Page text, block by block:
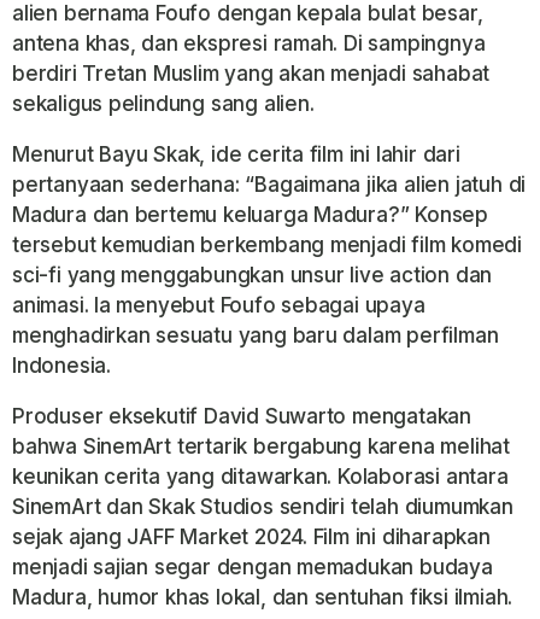
alien bernama Foufo dengan kepala bulat besar,
antena khas, dan ekspresi ramah. Di sampingnya
berdiri Tretan Muslim yang akan menjadi sahabat
sekaligus pelindung sang alien.
Menurut Bayu Skak, ide cerita film ini lahir dari
pertanyaan sederhana: “Bagaimana jika alien jatuh di
Madura dan bertemu keluarga Madura?” Konsep
tersebut kemudian berkembang menjadi film komedi
sci-fi yang menggabungkan unsur live action dan
animasi. Ia menyebut Foufo sebagai upaya
menghadirkan sesuatu yang baru dalam perfilman
Indonesia.
Produser eksekutif David Suwarto mengatakan
bahwa SinemArt tertarik bergabung karena melihat
keunikan cerita yang ditawarkan. Kolaborasi antara
SinemArt dan Skak Studios sendiri telah diumumkan
sejak ajang JAFF Market 2024. Film ini diharapkan
menjadi sajian segar dengan memadukan budaya
Madura, humor khas lokal, dan sentuhan fiksi ilmiah.